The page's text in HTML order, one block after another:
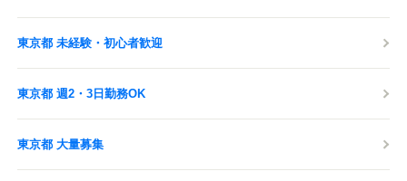
東京都 未経験・初心者歓迎
東京都 週2・3日勤務OK
東京都 大量募集